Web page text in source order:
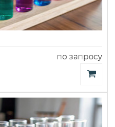
по запросу